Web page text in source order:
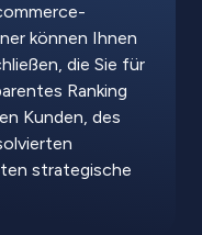
können Ihnen
die Sie für
Ranking
Kunden, des
strategische